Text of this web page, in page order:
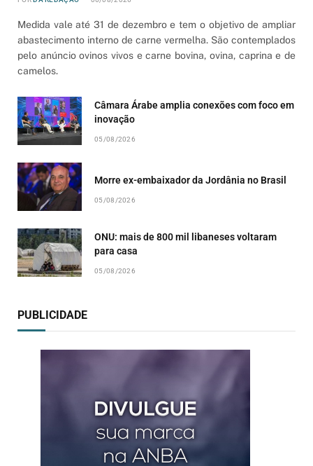
Medida vale até 31 de dezembro e tem o objetivo de ampliar
abastecimento interno de carne vermelha. São contemplados
pelo anúncio ovinos vivos e carne bovina, ovina, caprina e de
camelos.
Câmara Árabe amplia conexões com foco em
inovação
05/08/2026
Morre ex-embaixador da Jordânia no Brasil
05/08/2026
ONU: mais de 800 mil libaneses voltaram
para casa
05/08/2026
PUBLICIDADE